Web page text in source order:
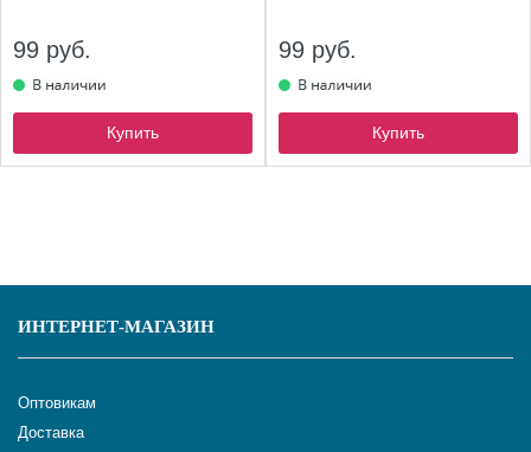
99 руб.
Купить
99 руб.
Купить
ИНТЕРНЕТ-МАГАЗИН
Оптовикам
Доставка